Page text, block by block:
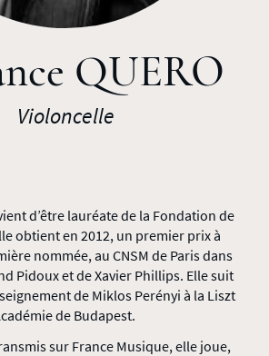
QUERO
Violoncelle
d’être lauréate de la Fondation de
obtient en 2012, un premier prix à
nommée, au CNSM de Paris dans
Pidoux et de Xavier Phillips. Elle suit
de Miklos Perényi à la Liszt
de Budapest.
sur France Musique, elle joue,